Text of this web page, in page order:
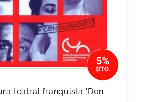
teatral franquista 'Don